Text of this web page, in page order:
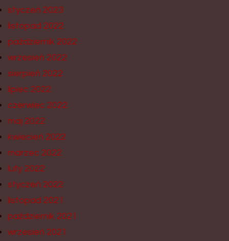
styczeń 2023
listopad 2022
październik 2022
wrzesień 2022
sierpień 2022
lipiec 2022
czerwiec 2022
maj 2022
kwiecień 2022
marzec 2022
luty 2022
styczeń 2022
listopad 2021
październik 2021
wrzesień 2021